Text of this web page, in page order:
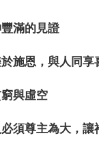
滿的見證
施恩，與人同享
與虛空
須尊主為大，讓